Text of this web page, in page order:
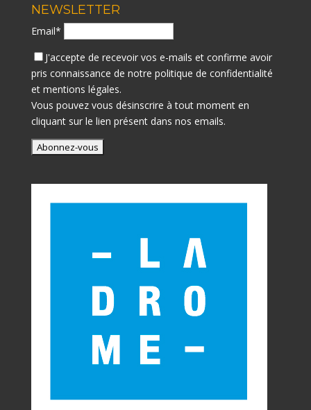
NEWSLETTER
Email*
J'accepte de recevoir vos e-mails et confirme avoir
pris connaissance de notre politique de confidentialité
et mentions légales.
Vous pouvez vous désinscrire à tout moment en
cliquant sur le lien présent dans nos emails.